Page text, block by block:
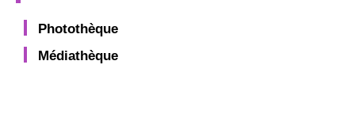
Photothèque
Médiathèque